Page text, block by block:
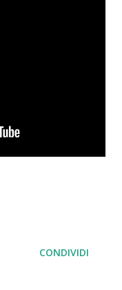
CONDIVIDI